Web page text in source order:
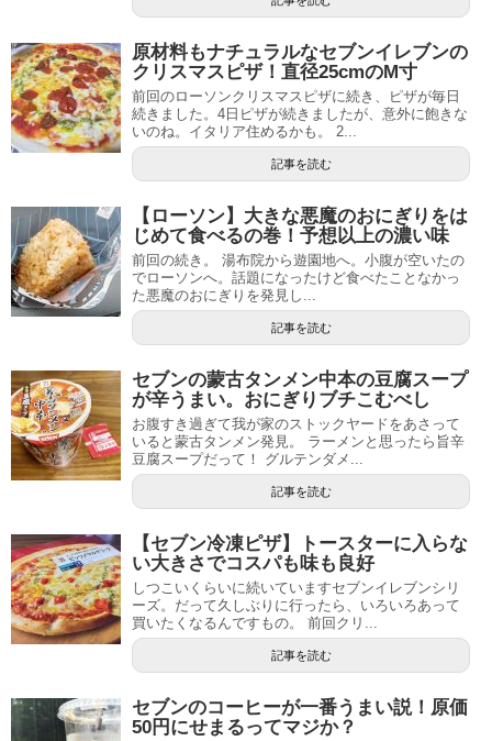
原材料もナチュラルなセブンイレブンの
クリスマスピザ！直径25cmのM寸
前回のローソンクリスマスピザに続き、ピザが毎日
続きました。4日ピザが続きましたが、意外に飽きな
いのね。イタリア住めるかも。 2...
記事を読む
【ローソン】大きな悪魔のおにぎりをは
じめて食べるの巻！予想以上の濃い味
前回の続き。 湯布院から遊園地へ。小腹が空いたの
でローソンへ。話題になったけど食べたことなかっ
た悪魔のおにぎりを発見し...
記事を読む
セブンの蒙古タンメン中本の豆腐スープ
が辛うまい。おにぎりブチこむべし
お腹すき過ぎて我が家のストックヤードをあさって
いると蒙古タンメン発見。 ラーメンと思ったら旨辛
豆腐スープだって！ グルテンダメ...
記事を読む
【セブン冷凍ピザ】トースターに入らな
い大きさでコスパも味も良好
しつこいくらいに続いていますセブンイレブンシリ
ーズ。だって久しぶりに行ったら、いろいろあって
買いたくなるんですもの。 前回クリ...
記事を読む
セブンのコーヒーが一番うまい説！原価
50円にせまるってマジか？